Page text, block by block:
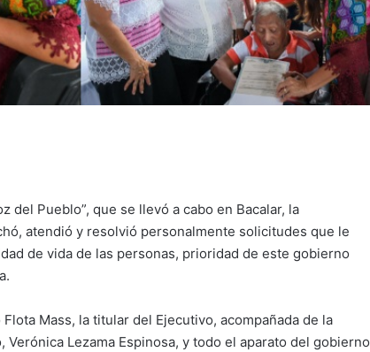
del Pueblo”, que se llevó a cabo en Bacalar, la
atendió y resolvió personalmente solicitudes que le
de vida de las personas, prioridad de este gobierno
Mass, la titular del Ejecutivo, acompañada de la
Lezama Espinosa, y todo el aparato del gobierno